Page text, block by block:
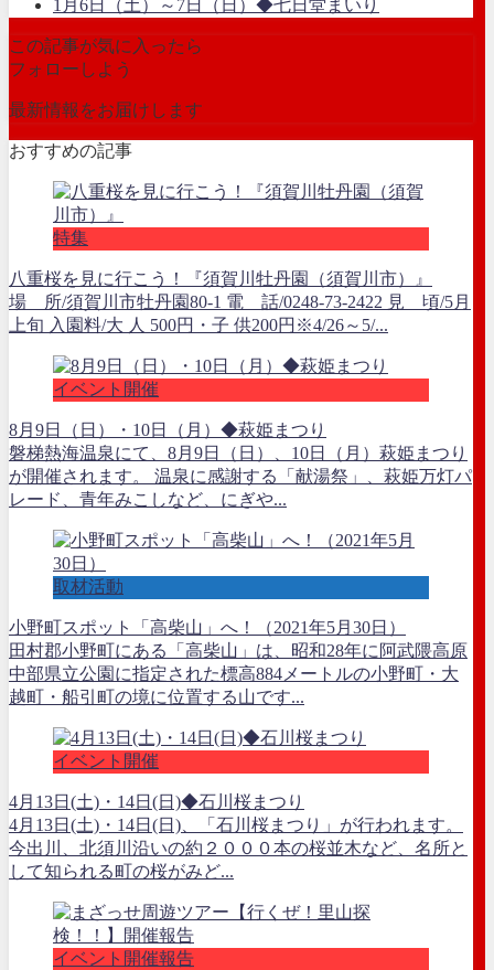
1月6日（土）～7日（日）◆七日堂まいり
この記事が気に入ったら
フォローしよう
最新情報をお届けします
おすすめの記事
特集
八重桜を見に行こう！『須賀川牡丹園（須賀川市）』
場 所/須賀川市牡丹園80-1 電 話/0248-73-2422 見 頃/5月
上旬 入園料/大 人 500円・子 供200円※4/26～5/...
イベント開催
8月9日（日）・10日（月）◆萩姫まつり
磐梯熱海温泉にて、8月9日（日）、10日（月）萩姫まつり
が開催されます。 温泉に感謝する「献湯祭」、萩姫万灯パ
レード、青年みこしなど、にぎや...
取材活動
小野町スポット「高柴山」へ！（2021年5月30日）
田村郡小野町にある「高柴山」は、昭和28年に阿武隈高原
中部県立公園に指定された標高884メートルの小野町・大
越町・船引町の境に位置する山です...
イベント開催
4月13日(土)・14日(日)◆石川桜まつり
4月13日(土)・14日(日)、「石川桜まつり」が行われます。
今出川、北須川沿いの約２０００本の桜並木など、名所と
して知られる町の桜がみど...
イベント開催報告